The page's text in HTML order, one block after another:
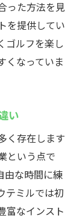
った方法を見
を提供してい
ゴルフを楽し
くなっていま
い
く存在します
という点で
由な時間に練
テミルでは初
富なインスト